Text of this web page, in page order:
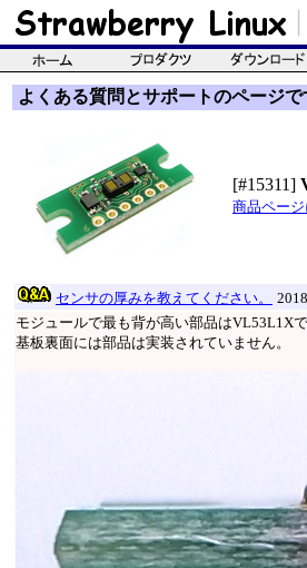
よくある質問とサポートのページで
[#15311]
商品ペー
センサの厚みを教えてください。
モジュールで最も背が高い部品はVL53L1X
基板裏面には部品は実装されていません。